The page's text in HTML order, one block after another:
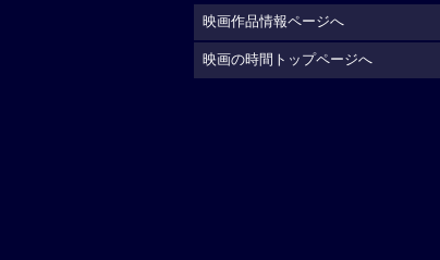
映画作品情報ページへ
映画の時間トップページへ